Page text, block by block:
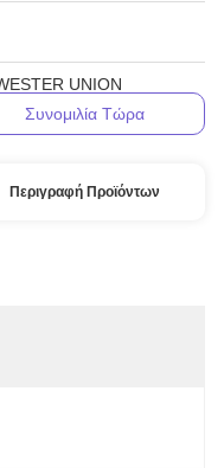
UNION
Συνομιλία Τώρα
Περιγραφή Προϊόντων